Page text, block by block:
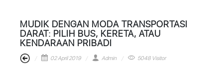
MUDIK DENGAN MODA TRANSPORTASI
DARAT: PILIH BUS, KERETA, ATAU
KENDARAAN PRIBADI
02 April 2019 Admin 5048 Visitor